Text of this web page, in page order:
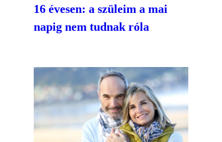
16 évesen: a szüleim a mai
napig nem tudnak róla